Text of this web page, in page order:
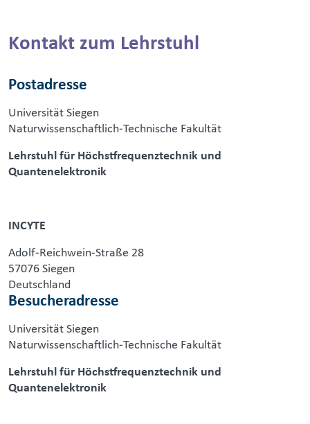
Kontakt zum Lehrstuhl
Postadresse
Universität Siegen
Naturwissenschaftlich-Technische Fakultät
Lehrstuhl für Höchstfrequenztechnik und
Quantenelektronik
INCYTE
Adolf-Reichwein-Straße 28
57076 Siegen
Deutschland
Besucheradresse
Universität Siegen
Naturwissenschaftlich-Technische Fakultät
Lehrstuhl für Höchstfrequenztechnik und
Quantenelektronik